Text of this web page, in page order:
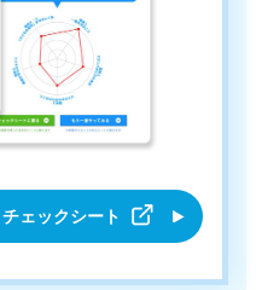
ェックシート